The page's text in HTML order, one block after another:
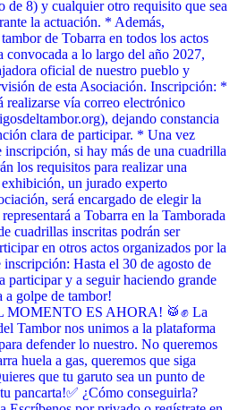
de 8) y cualquier otro requisito que sea
la actuación. * Además,
de Tobarra en todos los actos
convocada a lo largo del año 2027,
oficial de nuestro pueblo y
de esta Asociación. Inscripción: *
realizarse vía correo electrónico
dejando constancia
clara de participar. * Una vez
si hay más de una cuadrilla
los requisitos para realizar una
un jurado experto
será encargado de elegir la
a Tobarra en la Tamborada
cuadrillas inscritas podrán ser
en otros actos organizados por la
Hasta el 30 de agosto de
participar y a seguir haciendo grande
a golpe de tambor!
MOMENTO ES AHORA! 🥁✊ La
Tambor nos unimos a la plataforma
defender lo nuestro. No queremos
huela a gas, queremos que siga
que tu garuto sea un punto de
pancarta! ​✅ ¿Cómo conseguirla?